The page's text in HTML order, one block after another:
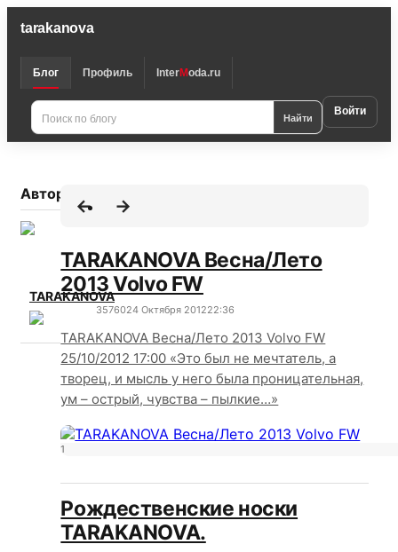
tarakanova
Блог Профиль InterModa.ru
Найти Войти
Автор
TARAKANOVA
TARAKANOVA Весна/Лето
2013 Volvo FW
3576024 Октября 201222:36
TARAKANOVA Весна/Лето 2013 Volvo FW
25/10/2012 17:00 «Это был не мечтатель, а
творец, и мысль у него была проницательная,
ум – острый, чувства – пылкие…»
1
Рождественские носки
TARAKANOVA.